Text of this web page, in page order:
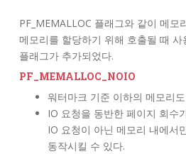
PF_MEMALLOC 플래그와 같이 메모
메모리를 할당하기 위해 호출될 때
플래그가 추가되었다.
PF_MEMALLOC_NOIO
워터마크 기준 이하의 메모리
IO 요청을 동반한 페이지 회수
IO 요청이 아닌 메모리 내에서
동작시킬 수 있다.